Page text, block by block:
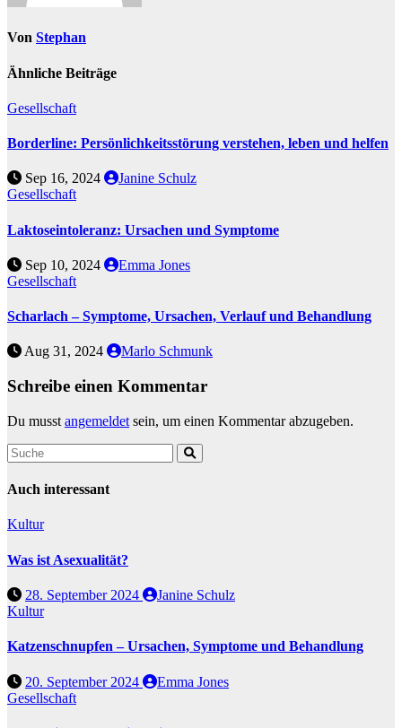
Von Stephan
Ähnliche Beiträge
Gesellschaft
Borderline: Persönlichkeitsstörung verstehen, leben und helfen
Sep 16, 2024
Janine Schulz
Gesellschaft
Laktoseintoleranz: Ursachen und Symptome
Sep 10, 2024
Emma Jones
Gesellschaft
Scharlach – Symptome, Ursachen, Verlauf und Behandlung
Aug 31, 2024 Marlo Schmunk
Schreibe einen Kommentar
Du musst angemeldet sein, um einen Kommentar abzugeben.
Auch interessant
Kultur
Was ist Asexualität?
28. September 2024
Janine Schulz
Kultur
Katzenschnupfen – Ursachen, Symptome und Behandlung
20. September 2024
Emma Jones
Gesellschaft